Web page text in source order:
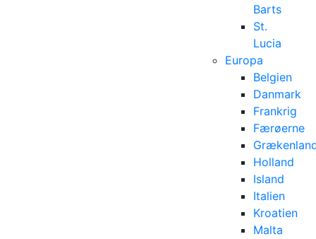
Barts
St.
Lucia
Europa
Belgien
Danmark
Frankrig
Færøerne
Holland
Island
Italien
Kroatien
Malta